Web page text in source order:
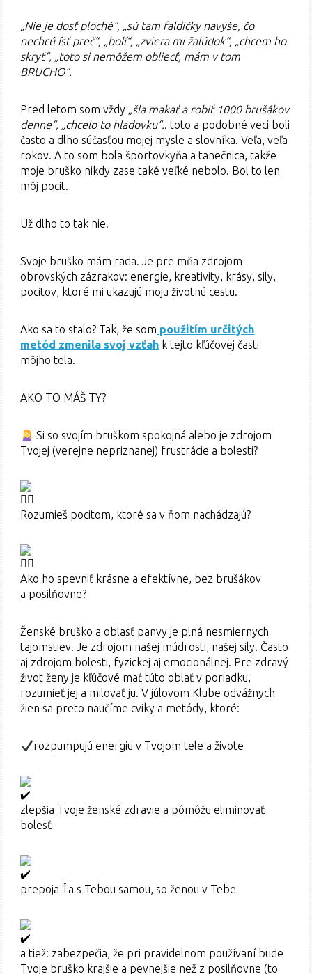
„Nie je dosť ploché“, „sú tam faldičky navyše, čo
nechcú ísť preč“, „bolí“, „zviera mi žalúdok“, „chcem ho
skryť“, „toto si nemôžem obliecť, mám v tom
BRUCHO“.
Pred letom som vždy „šla makať a robiť 1000 brušákov
denne“, „chcelo to hladovku“.. toto a podobné veci boli
často a dlho súčasťou mojej mysle a slovníka. Veľa, veľa
rokov. A to som bola športovkyňa a tanečnica, takže
moje bruško nikdy zase také veľké nebolo. Bol to len
môj pocit.
Už dlho to tak nie.
Svoje bruško mám rada. Je pre mňa zdrojom
obrovských zázrakov: energie, kreativity, krásy, sily,
pocitov, ktoré mi ukazujú moju životnú cestu.
Ako sa to stalo? Tak, že som použitím určitých
metód zmenila svoj vzťah k tejto kľúčovej časti
môjho tela.
AKO TO MÁŠ TY?
Si so svojím bruškom spokojná alebo je zdrojom
Tvojej (verejne nepriznanej) frustrácie a bolesti?
Rozumieš pocitom, ktoré sa v ňom nachádzajú?
Ako ho spevniť krásne a efektívne, bez brušákov
a posilňovne?
Ženské bruško a oblasť panvy je plná nesmiernych
tajomstiev. Je zdrojom našej múdrosti, našej sily. Často
aj zdrojom bolesti, fyzickej aj emocionálnej. Pre zdravý
život ženy je kľúčové mať túto oblať v poriadku,
rozumieť jej a milovať ju. V júlovom Klube odvážnych
žien sa preto naučíme cviky a metódy, ktoré:
rozpumpujú energiu v Tvojom tele a živote
zlepšia Tvoje ženské zdravie a pômôžu eliminovať
bolesť
prepoja Ťa s Tebou samou, so ženou v Tebe
a tiež: zabezpečia, že pri pravidelnom používaní bude
Tvoje bruško krajšie a pevnejšie než z posilňovne (to